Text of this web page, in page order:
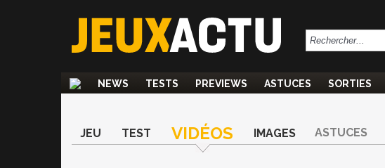
NEWS TESTS PREVIEWS ASTUCES SORTIES
JEU TEST VIDÉOS IMAGES ASTUCES